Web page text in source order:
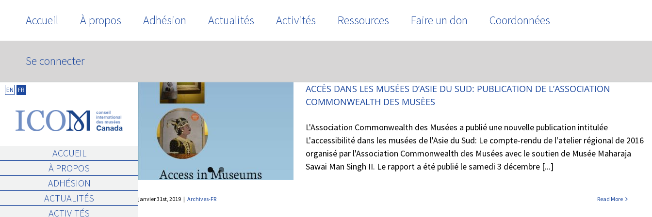
Accueil À propos Adhésion Actualités Activités Ressources Faire un don Coordonnées
Se connecter
ICTOP Home / Tag:ICTOP
ACCÈS DANS LES MUSÉES
D’ASIE DU SUD: PUBLICATION
DES MUSÈES
Archives-FR
ACCÈS DANS LES MUSÉES D’ASIE DU SUD: PUBLICATION DE L’ASSOCIATION
COMMONWEALTH DES MUSÈES
L'Association Commonwealth des Musées a publié une nouvelle publication intitulée
L'accessibilité dans les musées de l'Asie du Sud: Le compte-rendu de l'atelier régional de 2016
organisé par l'Association Commonwealth des Musées avec le soutien de Musée Maharaja
Sawai Man Singh II. Le rapport a été publié le samedi 3 décembre [...]
janvier 31st, 2019 | Archives-FR Read More
EN FR
ACCUEIL
À PROPOS
ADHÉSION
ACTUALITÉS
ACTIVITÉS